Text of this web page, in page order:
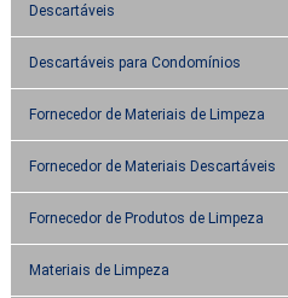
Descartáveis
Descartáveis para Condomínios
Fornecedor de Materiais de Limpeza
Fornecedor de Materiais Descartáveis
Fornecedor de Produtos de Limpeza
Materiais de Limpeza